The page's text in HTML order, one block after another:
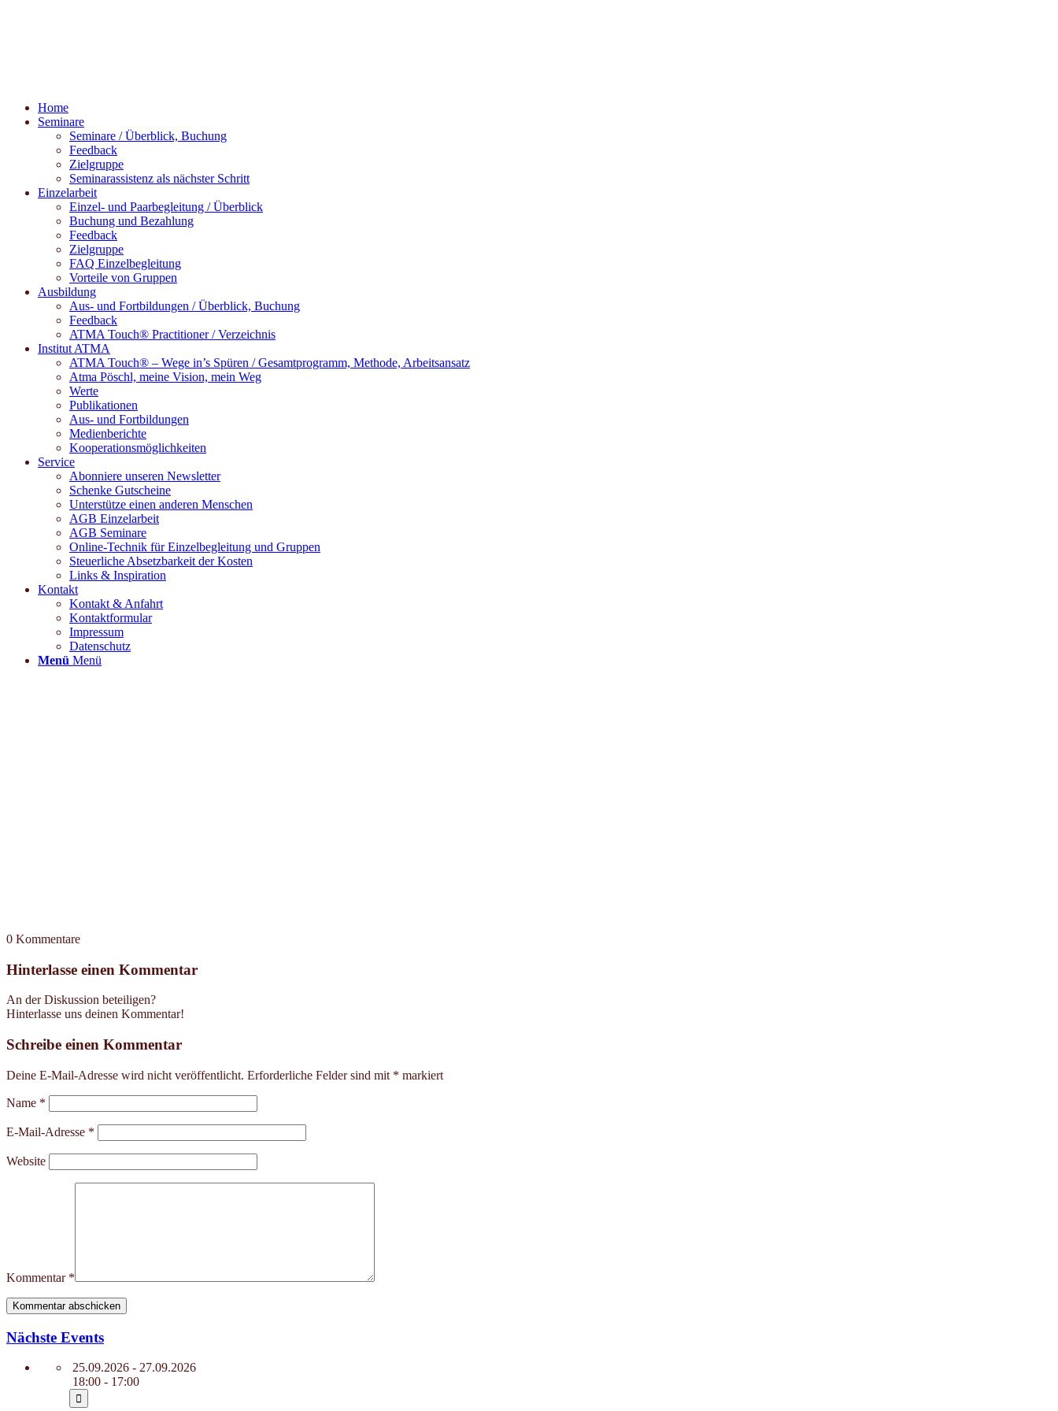
Home
Seminare
Seminare / Überblick, Buchung
Feedback
Zielgruppe
Seminarassistenz als nächster Schritt
Einzelarbeit
Einzel- und Paarbegleitung / Überblick
Buchung und Bezahlung
Feedback
Zielgruppe
FAQ Einzelbegleitung
Vorteile von Gruppen
Ausbildung
Aus- und Fortbildungen / Überblick, Buchung
Feedback
ATMA Touch® Practitioner / Verzeichnis
Institut ATMA
ATMA Touch® – Wege in’s Spüren / Gesamtprogramm, Methode, Arbeitsansatz
Atma Pöschl, meine Vision, mein Weg
Werte
Publikationen
Aus- und Fortbildungen
Medienberichte
Kooperationsmöglichkeiten
Service
Abonniere unseren Newsletter
Schenke Gutscheine
Unterstütze einen anderen Menschen
AGB Einzelarbeit
AGB Seminare
Online-Technik für Einzelbegleitung und Gruppen
Steuerliche Absetzbarkeit der Kosten
Links & Inspiration
Kontakt
Kontakt & Anfahrt
Kontaktformular
Impressum
Datenschutz
Menü Menü
0 Kommentare
Hinterlasse einen Kommentar
An der Diskussion beteiligen?
Hinterlasse uns deinen Kommentar!
Schreibe einen Kommentar
Deine E-Mail-Adresse wird nicht veröffentlicht. Erforderliche Felder sind mit * markiert
Name *
E-Mail-Adresse *
Website
Kommentar *
Nächste Events
25.09.2026 - 27.09.2026
18:00 - 17:00